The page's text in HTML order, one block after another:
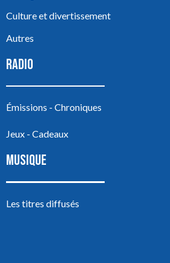
Culture et divertissement
Autres
RADIO
Émissions - Chroniques
Jeux - Cadeaux
MUSIQUE
Les titres diffusés